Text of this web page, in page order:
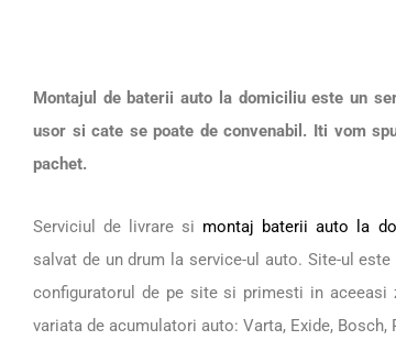
Montajul de baterii auto la domiciliu este un
usor si cate se poate de convenabil. Iti vom
pachet.
Serviciul de livrare si montaj baterii auto la
salvat de un drum la service-ul auto. Site-ul
configuratorul de pe site si primesti in
variata de acumulatori auto: Varta, Exide, Bosch,